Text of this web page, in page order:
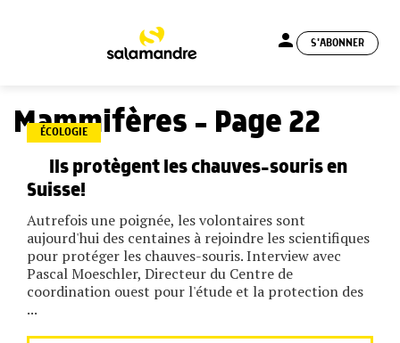
person S'ABONNER
Mammifères - Page 22
ÉCOLOGIE
Ils protègent les chauves-souris en
Suisse!
Autrefois une poignée, les volontaires sont
aujourd'hui des centaines à rejoindre les scientifiques
pour protéger les chauves-souris. Interview avec
Pascal Moeschler, Directeur du Centre de
coordination ouest pour l'étude et la protection des
...